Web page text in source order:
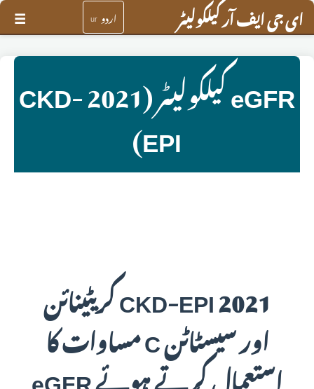
ای جی ایف آر کیلکولیٹر اردو ur
☰
eGFR کیلکولیٹر (2021 CKD-
EPI)
2021 CKD-EPI کریٹینائن
اور سیسٹاٹن C مساوات کا